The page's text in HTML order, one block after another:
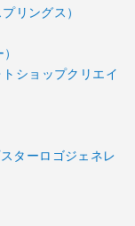
リングス）
ショップクリエイ
ターロゴジェネレ